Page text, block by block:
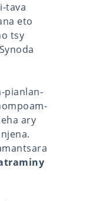
tava
eto
tsy
pianlan-
ary